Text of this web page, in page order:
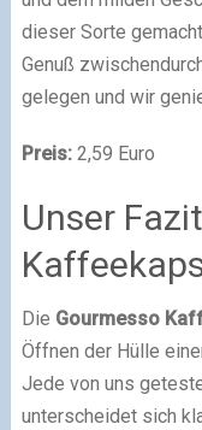
dieser Sorte
Genuß
gelegen und wir
Preis:2,59 Euro
Unser
Die Gourmesso
Öffnen der Hülle
Jede von uns
unterscheidet sich